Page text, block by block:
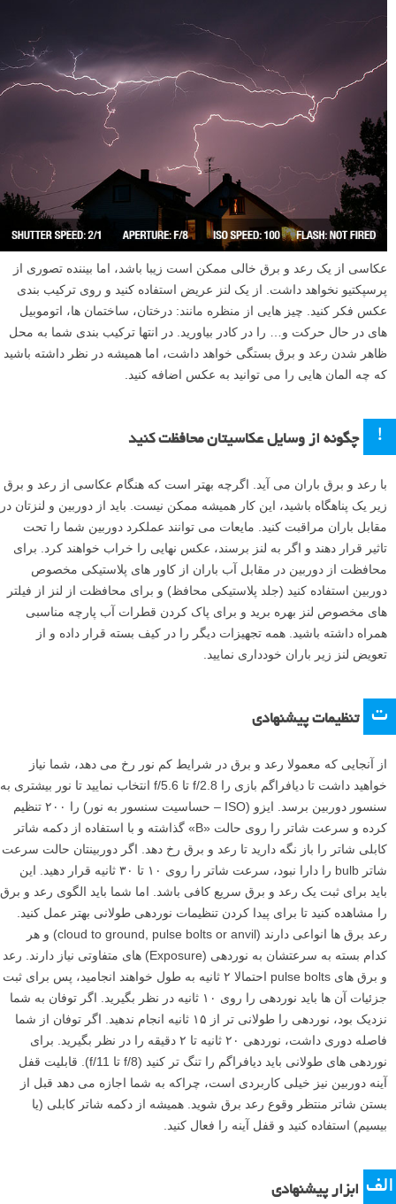
عکاسی از یک رعد و برق خالی ممکن است زیبا باشد، اما بیننده تصوری از
پرسپکتیو نخواهد داشت. از یک لنز عریض استفاده کنید و روی ترکیب بندی
عکس فکر کنید. چیز هایی از منظره مانند: درختان، ساختمان ها، اتوموبیل
های در حال حرکت و… را در کادر بیاورید. در انتها ترکیب بندی شما به محل
ظاهر شدن رعد و برق بستگی خواهد داشت، اما همیشه در نظر داشته باشید
که چه المان هایی را می توانید به عکس اضافه کنید.
! چگونه از وسایل عکاسیتان محافظت کنید
با رعد و برق باران می آید. اگرچه بهتر است که هنگام عکاسی از رعد و برق
زیر یک پناهگاه باشید، این کار همیشه ممکن نیست. باید از دوربین و لنزتان در
مقابل باران مراقبت کنید. مایعات می توانند عملکرد دوربین شما را تحت
تاثیر قرار دهند و اگر به لنز برسند، عکس نهایی را خراب خواهند کرد. برای
محافظت از دوربین در مقابل آب باران از کاور های پلاستیکی مخصوص
دوربین استفاده کنید (جلد پلاستیکی محافظ) و برای محافظت از لنز از فیلتر
های مخصوص لنز بهره برید و برای پاک کردن قطرات آب پارچه مناسبی
همراه داشته باشید. همه تجهیزات دیگر را در کیف بسته قرار داده و از
تعویض لنز زیر باران خودداری نمایید.
ت تنظیمات پیشنهادی
از آنجایی که معمولا رعد و برق در شرایط کم نور رخ می دهد، شما نیاز
خواهید داشت تا دیافراگم بازی را f/2.8 تا f/5.6 انتخاب نمایید تا نور بیشتری به
سنسور دوربین برسد. ایزو (ISO – حساسیت سنسور به نور) را ۲۰۰ تنظیم
کرده و سرعت شاتر را روی حالت «B» گذاشته و با استفاده از دکمه شاتر
کابلی شاتر را باز نگه دارید تا رعد و برق رخ دهد. اگر دوربینتان حالت سرعت
شاتر bulb را دارا نبود، سرعت شاتر را روی ۱۰ تا ۳۰ ثانیه قرار دهید. این
باید برای ثبت یک رعد و برق سریع کافی باشد. اما شما باید الگوی رعد و برق
را مشاهده کنید تا برای پیدا کردن تنظیمات نوردهی طولانی بهتر عمل کنید.
رعد برق ها انواعی دارند (cloud to ground, pulse bolts or anvil) و هر
کدام بسته به سرعتشان به نوردهی (Exposure) های متفاوتی نیاز دارند. رعد
و برق های pulse bolts احتمالا ۲ ثانیه به طول خواهند انجامید، پس برای ثبت
جزئیات آن ها باید نوردهی را روی ۱۰ ثانیه در نظر بگیرید. اگر توفان به شما
نزدیک بود، نوردهی را طولانی تر از ۱۵ ثانیه انجام ندهید. اگر توفان از شما
فاصله دوری داشت، نوردهی ۲۰ ثانیه تا ۲ دقیقه را در نظر بگیرید. برای
نوردهی های طولانی باید دیافراگم را تنگ تر کنید (f/8 تا f/11). قابلیت قفل
آینه دوربین نیز خیلی کاربردی است، چراکه به شما اجازه می دهد قبل از
بستن شاتر منتظر وقوع رعد برق شوید. همیشه از دکمه شاتر کابلی (یا
بیسیم) استفاده کنید و قفل آینه را فعال کنید.
الف ابزار پیشنهادی